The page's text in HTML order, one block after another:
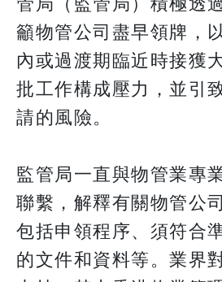
籲物管公司盡早領牌，
內或過渡期臨近時接獲
批工作構成壓力，並引
請的風險。
監管局一直與物管業專
聯繫，解釋有關物管公
包括申領程序、須符合
的文件和資料等。業界